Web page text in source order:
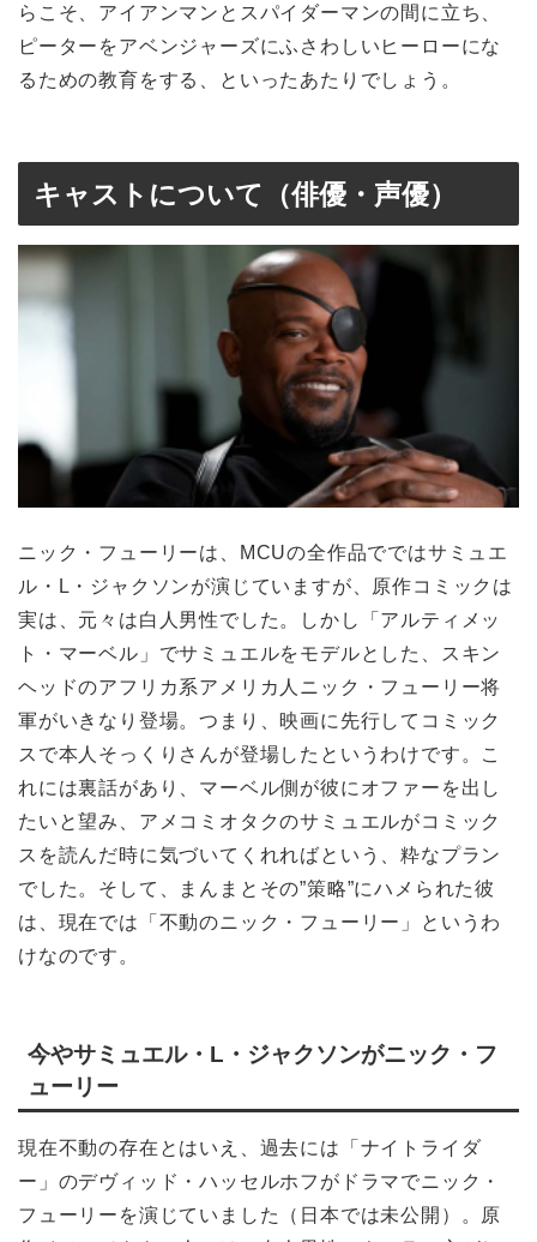
らこそ、アイアンマンとスパイダーマンの間に立ち、
ピーターをアベンジャーズにふさわしいヒーローにな
るための教育をする、といったあたりでしょう。
キャストについて（俳優・声優）
ニック・フューリーは、MCUの全作品でではサミュエ
ル・L・ジャクソンが演じていますが、原作コミックは
実は、元々は白人男性でした。しかし「アルティメッ
ト・マーベル」でサミュエルをモデルとした、スキン
ヘッドのアフリカ系アメリカ人ニック・フューリー将
軍がいきなり登場。つまり、映画に先行してコミック
スで本人そっくりさんが登場したというわけです。こ
れには裏話があり、マーベル側が彼にオファーを出し
たいと望み、アメコミオタクのサミュエルがコミック
スを読んだ時に気づいてくれればという、粋なプラン
でした。そして、まんまとその”策略”にハメられた彼
は、現在では「不動のニック・フューリー」というわ
けなのです。
今やサミュエル・L・ジャクソンがニック・フ
ューリー
現在不動の存在とはいえ、過去には「ナイトライダ
ー」のデヴィッド・ハッセルホフがドラマでニック・
フューリーを演じていました（日本では未公開）。原